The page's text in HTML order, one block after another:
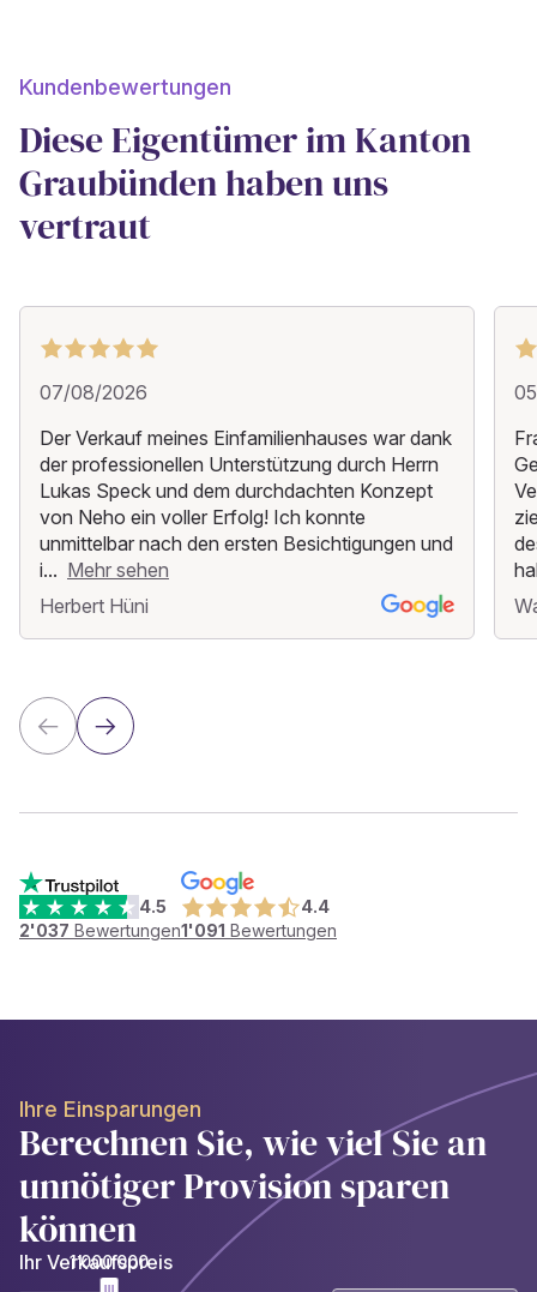
Kundenbewertungen
Diese Eigentümer im Kanton
Graubünden haben uns
vertraut
07/08/2026
Der Verkauf meines Einfamilienhauses war dank
der professionellen Unterstützung durch Herrn
Lukas Speck und dem durchdachten Konzept
von Neho ein voller Erfolg! Ich konnte
unmittelbar nach den ersten Besichtigungen und
i... Mehr sehen
Herbert Hüni
4.5
2'037 Bewertungen
4.4
1'091 Bewertungen
Ihre Einsparungen
Berechnen Sie, wie viel Sie an
unnötiger Provision sparen
können
Ihr Verkaufspreis
1’000’000